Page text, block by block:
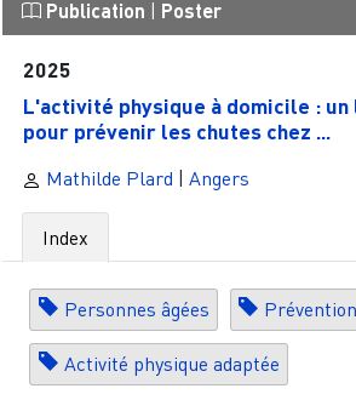
Publication Poster
2025
L'activité physique à domicile :
pour prévenir les chutes chez ...
Mathilde Plard Angers
Index
Personnes âgées
Activité physique adaptée